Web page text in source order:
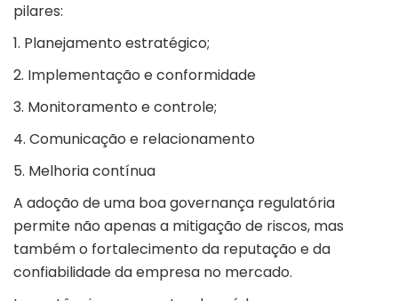
pilares:
1. Planejamento estratégico;
2. Implementação e conformidade
3. Monitoramento e controle;
4. Comunicação e relacionamento
5. Melhoria contínua
A adoção de uma boa governança regulatória
permite não apenas a mitigação de riscos, mas
também o fortalecimento da reputação e da
confiabilidade da empresa no mercado.